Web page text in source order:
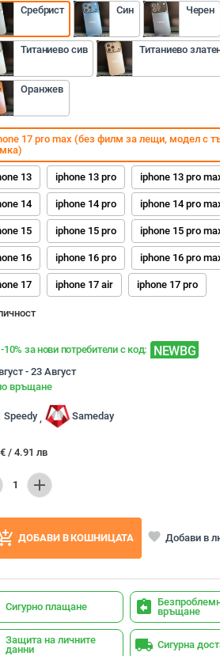
Сребрист Син Черен
Титаниево сив Титаниево
Оранжев
17 pro max (без филм за лещи, модел с
13 iphone 13 pro iphone 13 pro
14 iphone 14 pro iphone 14 pro
15 iphone 15 pro iphone 15 pro
16 iphone 16 pro iphone 16 pro
17 iphone 17 air iphone 17 pro
-10% за нови потребители с код: NEWBG
- 23 Август
връщане
Speedy , Sameday
€ / 4.91 лв
1 add
ДОБАВИ В КОШНИЦАТА favorite Добави в
Сигурно плащане assignment_return връщане
Защита на личните
данни
local_shipping Сигурна